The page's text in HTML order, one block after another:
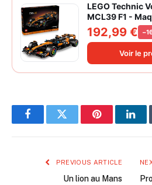
LEGO Technic
MCL39 F1 -
Adulte - Set de
Collector -
Idée Cadeau
Automobile
192,99 €
Voir le
FacebookTwitter Pinterest
PREVIOUS ARTICLE
Un lion au Mans